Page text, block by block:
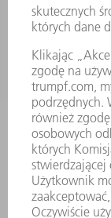
BRANŻE
FIRMA
OFERTY
PROFIL FIRMY
ZARZĄD
SPRAWOZDANIE
ZASADY
ZAPEWNIENIE
SYSTEM
INFORMACJE
MAGAZYNY